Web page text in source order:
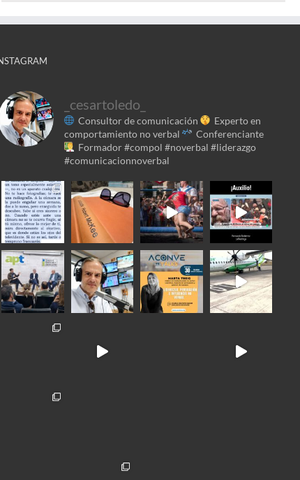
_cesartoledo_
Consultor de comunicación
Experto en
comportamiento no verbal
Conferenciante
Formador#compol #noverbal #liderazgo
#comunicacionnoverbal